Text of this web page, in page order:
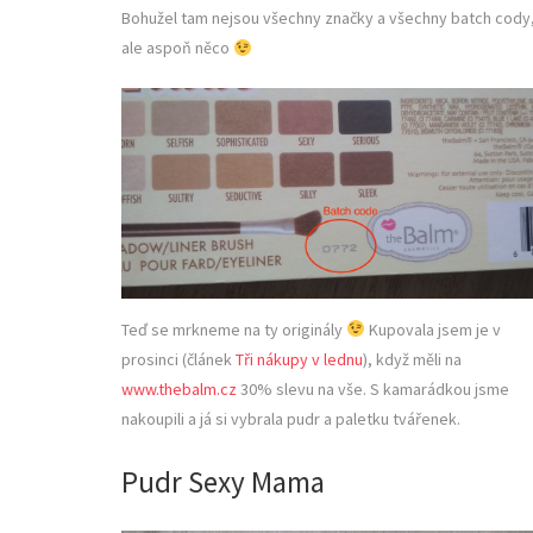
Bohužel tam nejsou všechny značky a všechny batch
ale aspoň něco
Teď se mrkneme na ty originály
Kupovala jsem je v
prosinci (článekTři nákupy v lednu), když měli na
www.thebalm.cz 30% slevu na vše. S kamarádkou jsme
nakoupili a já si vybrala pudr a paletku tvářenek.
Pudr Sexy Mama